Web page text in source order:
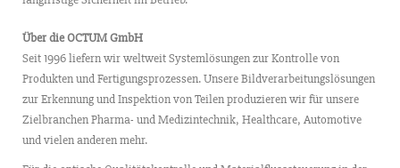
Über die OCTUM GmbH
Seit 1996 liefern wir weltweit Systemlösungen zur Kontrolle von
Produkten und Fertigungsprozessen. Unsere Bildverarbeitungslösungen
zur Erkennung und Inspektion von Teilen produzieren wir für unsere
Zielbranchen Pharma- und Medizintechnik, Healthcare, Automotive
und vielen anderen mehr.